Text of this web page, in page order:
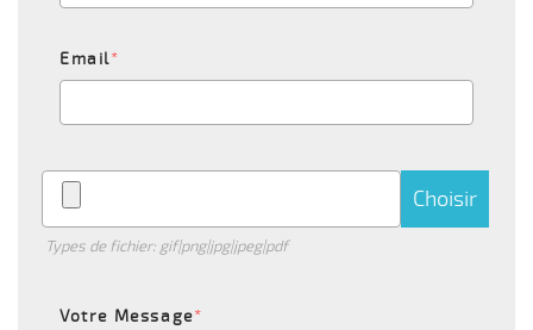
Email*
Choisir
Types de fichier: gif|png|jpg|jpeg|pdf
Votre Message*